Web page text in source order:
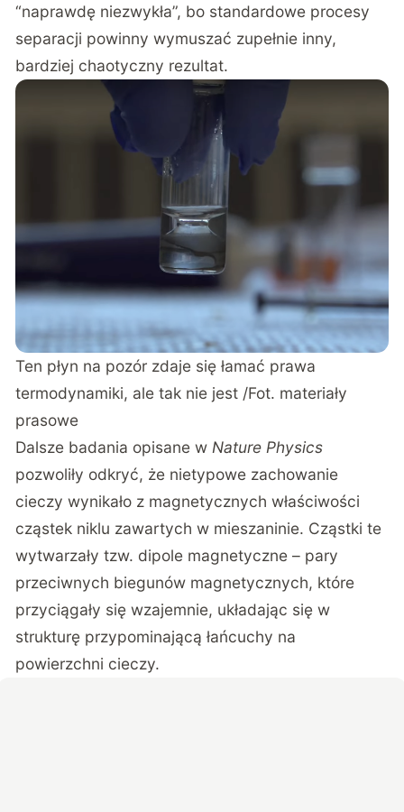
“naprawdę niezwykła”, bo standardowe procesy
separacji powinny wymuszać zupełnie inny,
bardziej chaotyczny rezultat.
Ten płyn na pozór zdaje się łamać prawa
termodynamiki, ale tak nie jest /Fot. materiały
prasowe
Dalsze badania opisane wNature Physics
pozwoliły odkryć, że nietypowe zachowanie
cieczy wynikało z magnetycznych właściwości
cząstek niklu zawartych w mieszaninie. Cząstki te
wytwarzały tzw. dipole magnetyczne – pary
przeciwnych biegunów magnetycznych, które
przyciągały się wzajemnie, układając się w
strukturę przypominającą łańcuchy na
powierzchni cieczy.